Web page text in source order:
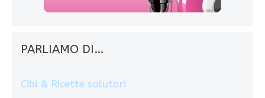
PARLIAMO DI…
Cibi & Ricette salutari